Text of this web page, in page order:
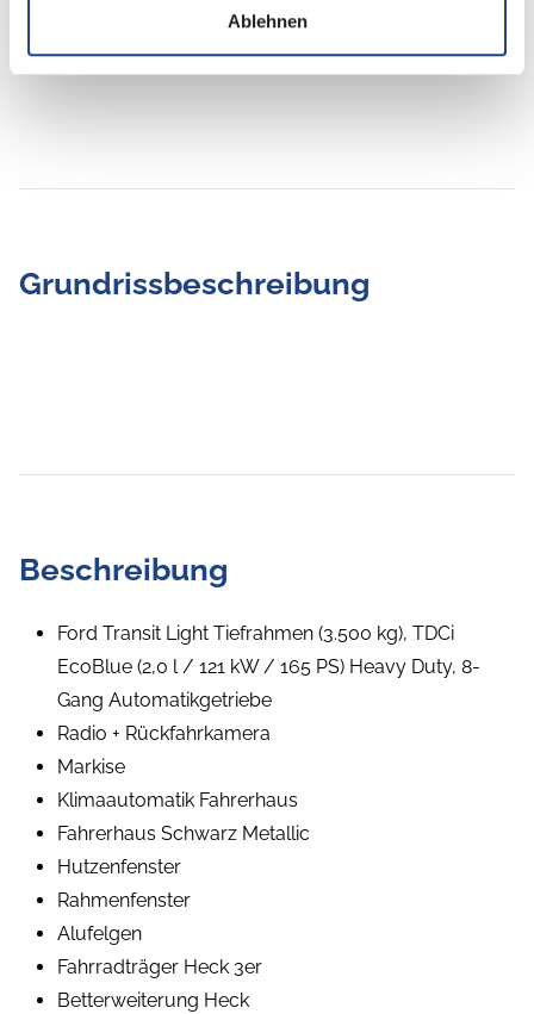
Ablehnen
Grundrissbeschreibung
Beschreibung
Ford Transit Light Tiefrahmen (3.500 kg), TDCi
EcoBlue (2,0 l / 121 kW / 165 PS) Heavy Duty, 8-
Gang Automatikgetriebe
Radio + Rückfahrkamera
Markise
Klimaautomatik Fahrerhaus
Fahrerhaus Schwarz Metallic
Hutzenfenster
Rahmenfenster
Alufelgen
Fahrradträger Heck 3er
Betterweiterung Heck